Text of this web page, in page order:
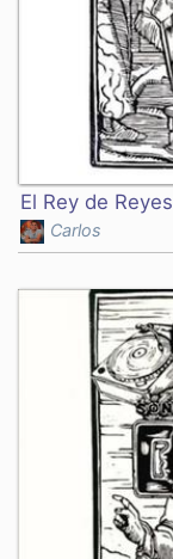
El Rey de Reyes
Carlos